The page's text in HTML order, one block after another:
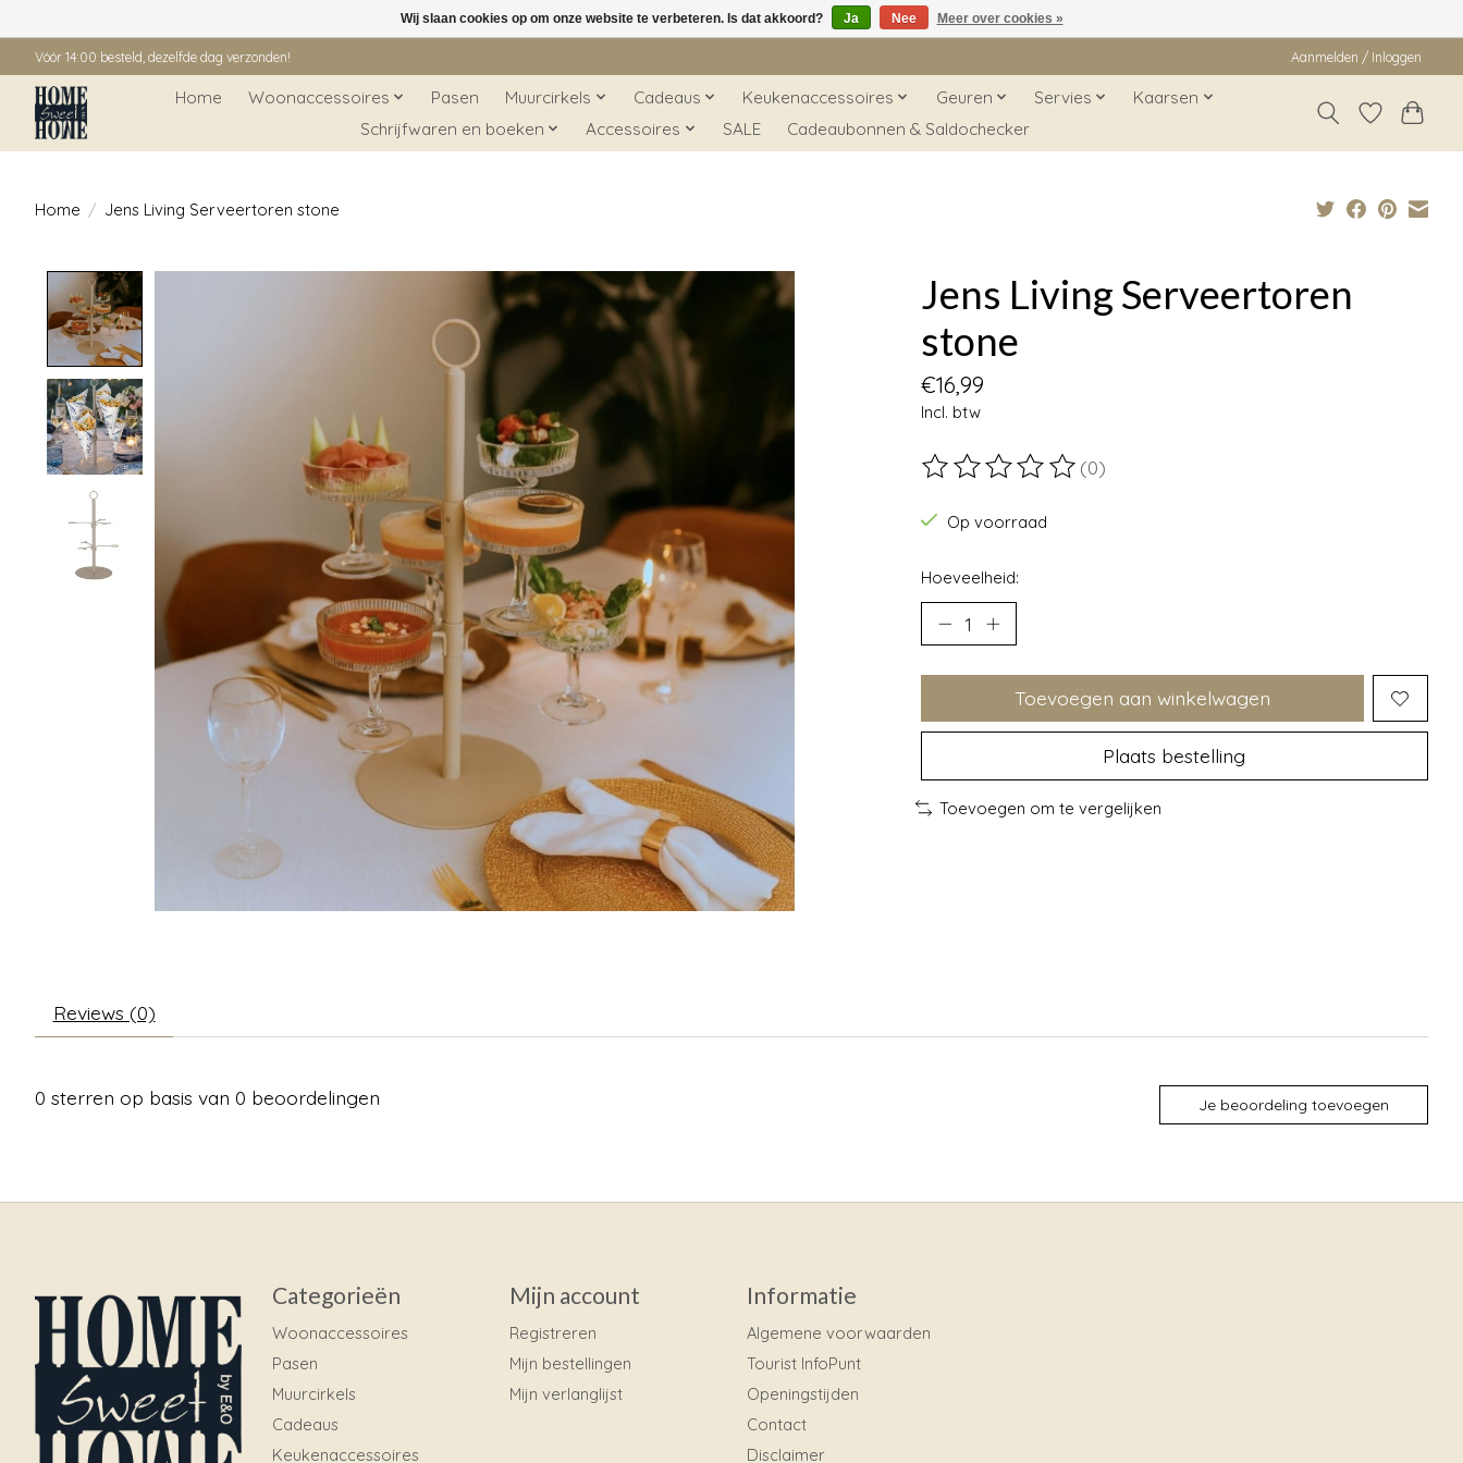
Vóór 14:00 besteld, dezelfde dag verzonden! Aanmelden / Inloggen
Home Woonaccessoires Pasen Muurcirkels Cadeaus Keukenaccessoires Geuren Servies
Kaarsen
Schrijfwaren en boeken
Accessoires SALE Cadeaubonnen & Saldochecker
Home / Jens Living Serveertoren stone
Jens Living Serveertoren
stone
€16,99
Incl. btw
De beoordeling van dit product is
(0)
Op voorraad
Hoeveelheid:
Toevoegen aan winkelwagen
Plaats bestelling
Toevoegen om te vergelijken
Reviews (0)
0 sterren op basis van 0 beoordelingen Je beoordeling toevoegen
Categorieën
Woonaccessoires
Pasen
Muurcirkels
Cadeaus
Keukenaccessoires
Mijn account
Registreren
Mijn bestellingen
Mijn verlanglijst
Informatie
Algemene voorwaarden
Tourist InfoPunt
Openingstijden
Contact
Disclaimer
Wij slaan cookies op om onze website te verbeteren. Is dat akkoord? Ja Nee Meer over cookies »